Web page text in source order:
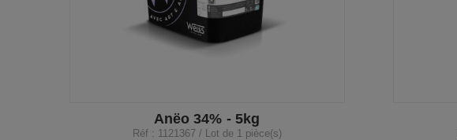
Anëo 34% - 5kg
Réf : 1121367 / Lot de 1 pièce(s)